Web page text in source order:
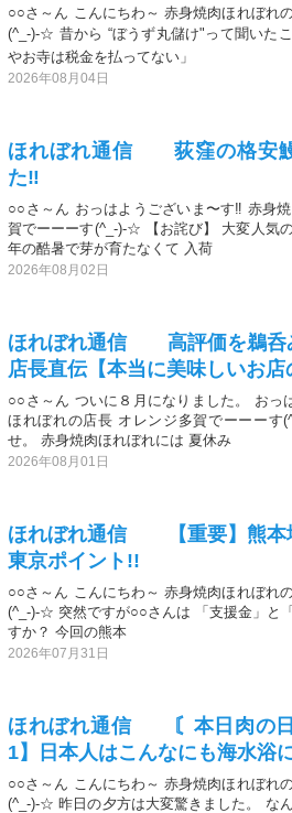
○○さ～ん こんにちわ～ 赤身焼肉ほれぼれ
(^_-)-☆ 昔から “ぼうず丸儲け"って聞いた
やお寺は税金を払ってない」
2026年08月04日
ほれぼれ通信 荻窪の格安
た‼️
○○さ～ん おっはようございま〜す‼️ 赤身
賀でーーーす(^_-)-☆ 【お詫び】 大変人気
年の酷暑で芽が育たなくて 入荷
2026年08月02日
ほれぼれ通信 高評価を鵜呑
店長直伝【本当に美味しいお店
○○さ～ん ついに８月になりました。 おっ
ほれぼれの店長 オレンジ多賀でーーーす
せ。 赤身焼肉ほれぼれには 夏休み
2026年08月01日
ほれぼれ通信 【重要】熊本
東京ポイント!!
○○さ～ん こんにちわ～ 赤身焼肉ほれぼれ
(^_-)-☆ 突然ですが○○さんは 「支援金」と
すか？ 今回の熊本
2026年07月31日
ほれぼれ通信 〘本日肉の
1】日本人はこんなにも海水浴
○○さ～ん こんにちわ～ 赤身焼肉ほれぼれ
(^_-)-☆ 昨日の夕方は大変驚きました。 な